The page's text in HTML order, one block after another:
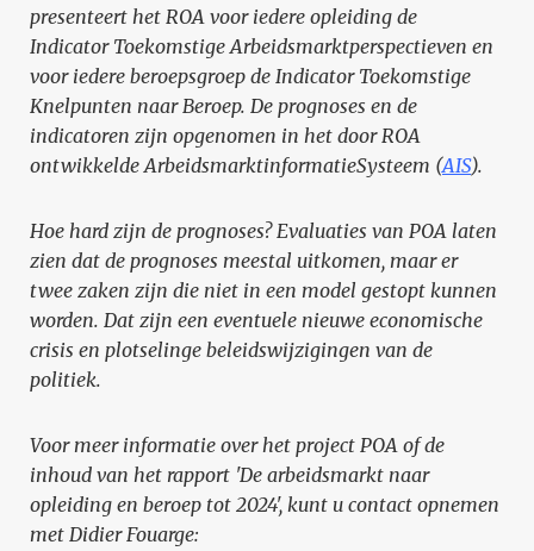
presenteert het ROA voor iedere opleiding de
Indicator Toekomstige Arbeidsmarktperspectieven en
voor iedere beroepsgroep de Indicator Toekomstige
Knelpunten naar Beroep. De prognoses en de
indicatoren zijn opgenomen in het door ROA
ontwikkelde ArbeidsmarktinformatieSysteem (AIS).
Hoe hard zijn de prognoses? Evaluaties van POA laten
zien dat de prognoses meestal uitkomen, maar er
twee zaken zijn die niet in een model gestopt kunnen
worden. Dat zijn een eventuele nieuwe economische
crisis en plotselinge beleidswijzigingen van de
politiek.
Voor meer informatie over het project POA of de
inhoud van het rapport 'De arbeidsmarkt naar
opleiding en beroep tot 2024', kunt u contact opnemen
met Didier Fouarge: